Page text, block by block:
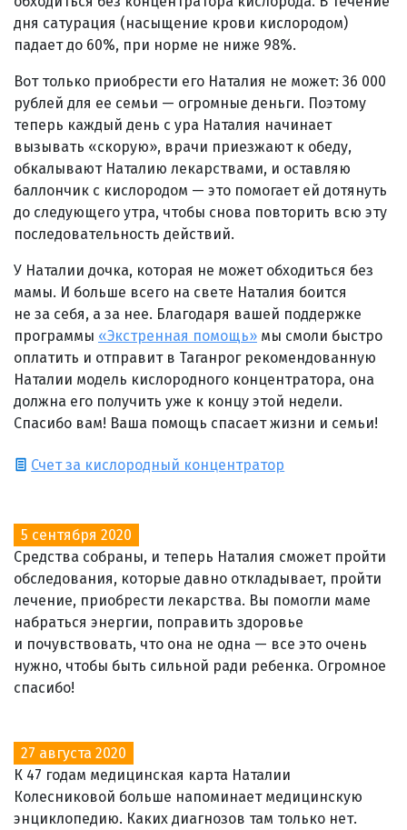
дня сатурация (насыщение крови кислородом)
падает до 60%, при норме не ниже 98%.
Вот только приобрести его Наталия не может: 36 000
рублей для ее семьи — огромные деньги. Поэтому
теперь каждый день с ура Наталия начинает
вызывать «скорую», врачи приезжают к обеду,
обкалывают Наталию лекарствами, и оставляю
баллончик с кислородом — это помогает ей дотянуть
до следующего утра, чтобы снова повторить всю эту
последовательность действий.
У Наталии дочка, которая не может обходиться без
мамы. И больше всего на свете Наталия боится
не за себя, а за нее. Благодаря вашей поддержке
программы «Экстренная помощь» мы смоли быстро
оплатить и отправит в Таганрог рекомендованную
Наталии модель кислородного концентратора, она
должна его получить уже к концу этой недели.
Спасибо вам! Ваша помощь спасает жизни и семьи!
Счет за кислородный концентратор
5 сентября 2020
Средства собраны, и теперь Наталия сможет пройти
обследования, которые давно откладывает, пройти
лечение, приобрести лекарства. Вы помогли маме
набраться энергии, поправить здоровье
и почувствовать, что она не одна — все это очень
нужно, чтобы быть сильной ради ребенка. Огромное
спасибо!
27 августа 2020
К 47 годам медицинская карта Наталии
Колесниковой больше напоминает медицинскую
энциклопедию. Каких диагнозов там только нет.